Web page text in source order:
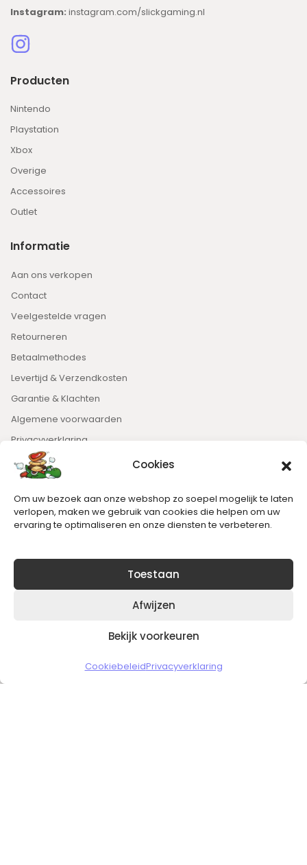
Cookies
Om uw bezoek aan onze webshop zo soepel mogelijk te laten
verlopen, maken we gebruik van cookies die helpen om uw
ervaring te optimaliseren en onze diensten te verbeteren.
Toestaan
Afwijzen
Bekijk voorkeuren
CookiebeleidPrivacyverklaring
Instagram: instagram.com/slickgaming.nl
Producten
Nintendo
Playstation
Xbox
Overige
Accessoires
Outlet
Informatie
Aan ons verkopen
Contact
Veelgestelde vragen
Retourneren
Betaalmethodes
Levertijd & Verzendkosten
Garantie & Klachten
Algemene voorwaarden
Privacyverklaring
Nieuwsbrief
Blijft op de hoogte van het laatste nieuws.